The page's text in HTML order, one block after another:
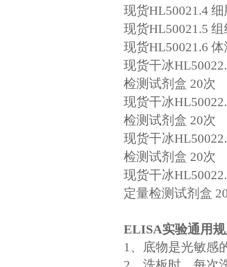
现货HL50021.4 细
现货HL50021.5 组
现货HL50021.6 体
现货干冰
检测试剂盒 20次
现货干冰
检测试剂盒 20次
现货干冰
检测试剂盒 20次
现货干冰
定量检测试剂盒
ELISA实验通用
1、底物是光敏感